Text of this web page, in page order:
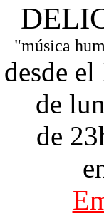
"música
desde
de
de